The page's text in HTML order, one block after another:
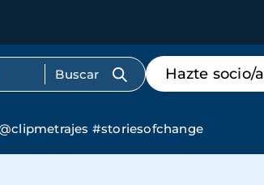
Menú
de
destacados
Hazte socio/a
#storiesofchange